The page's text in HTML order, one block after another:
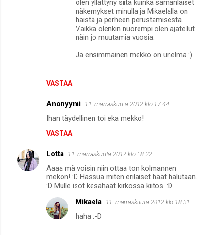
VASTAA
olen yllättyny siitä kuinka samanlaiset
näkemykset minulla ja Mikaelalla on
häistä ja perheen perustamisesta.
Vaikka olenkin nuorempi olen ajatellut
näin jo muutamia vuosia.
Ja ensimmäinen mekko on unelma :)
Anonyymi 11. marraskuuta 2012 klo 17.44
Ihan täydellinen toi eka mekko!
VASTAA
Lotta 11. marraskuuta 2012 klo 18.22
Aaaa mä voisin niin ottaa ton kolmannen
mekon! :D Hassua miten erilaiset häät halutaan.
:D Mulle isot kesähäät kirkossa kiitos. :D
Mikaela 11. marraskuuta 2012 klo 18.31
haha :-D